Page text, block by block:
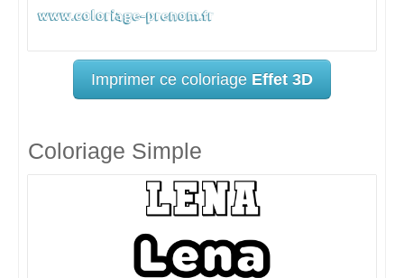
Imprimer ce coloriage Effet 3D
Coloriage Simple